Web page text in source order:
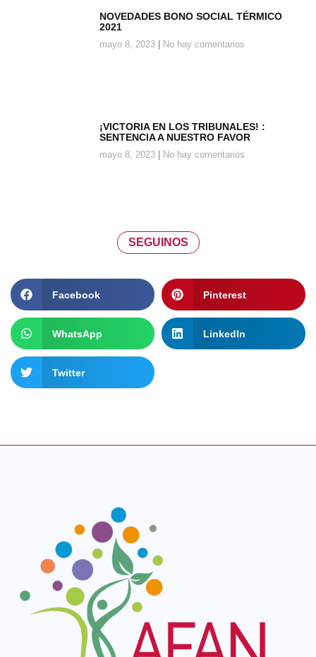
NOVEDADES BONO SOCIAL TÉRMICO
2021
mayo 8, 2023 No hay comentarios
¡VICTORIA EN LOS TRIBUNALES! :
SENTENCIA A NUESTRO FAVOR
mayo 8, 2023 No hay comentarios
SEGUINOS
Facebook Pinterest
WhatsApp LinkedIn
Twitter